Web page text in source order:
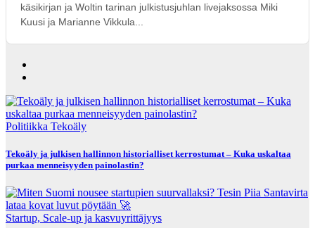
käsikirjan ja Woltin tarinan julkistusjuhlan livejaksossa Miki
Kuusi ja Marianne Vikkula...
Politiikka Tekoäly
Tekoäly ja julkisen hallinnon historialliset kerrostumat – Kuka uskaltaa
purkaa menneisyyden painolastin?
Startup, Scale-up ja kasvuyrittäjyys